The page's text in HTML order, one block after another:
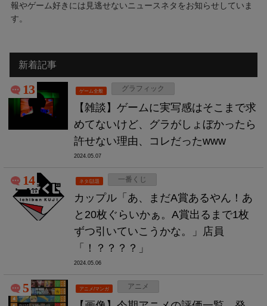
報やゲーム好きには見逃せないニュースネタをお知らせしていま
す。
新着記事
ゲーム全般 グラフィック
【雑談】ゲームに実写感はそこまで求
めてないけど、グラがしょぼかったら
許せない理由、コレだったwww
2024.05.07
13
ネタ/話題 一番くじ
カップル「あ、まだA賞あるやん！あ
と20枚ぐらいかぁ。A賞出るまで1枚
ずつ引いていこうかな。」店員
「！？？？？」
2024.05.06
14
アニメ/マンガ アニメ
5